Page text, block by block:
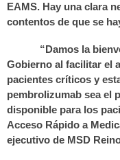
EAMS. Hay una clara
contentos de que se
“Damos la
Gobierno al facilitar el
pacientes críticos y
pembrolizumab sea el
disponible para los
Acceso Rápido a
ejecutivo de MSD